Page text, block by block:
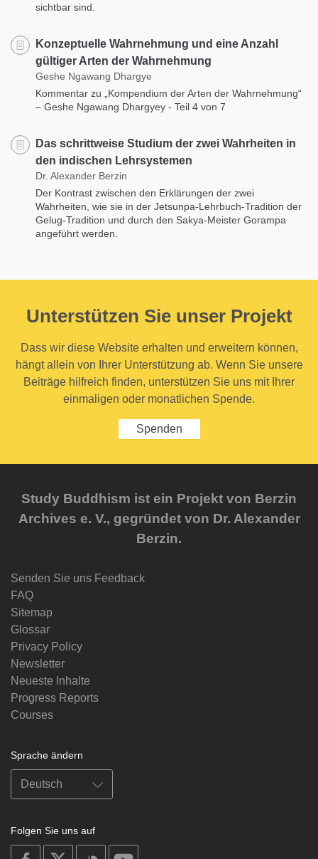
sichtbar sind.
Konzeptuelle Wahrnehmung und eine Anzahl
gültiger Arten der Wahrnehmung
Geshe Ngawang Dhargye
Kommentar zu „Kompendium der Arten der Wahrnehmung“
– Geshe Ngawang Dhargyey - Teil 4 von 7
Das schrittweise Studium der zwei Wahrheiten in
den indischen Lehrsystemen
Dr. Alexander Berzin
Der Kontrast zwischen den Erklärungen der zwei
Wahrheiten, wie sie in der Jetsunpa-Lehrbuch-Tradition der
Gelug-Tradition und durch den Sakya-Meister Gorampa
angeführt werden.
Unterstützen Sie unser Projekt
Dass wir diese Website erhalten und erweitern können,
hängt allein von Ihrer Unterstützung ab. Wenn Sie unsere
Beiträge hilfreich finden, unterstützen Sie uns mit Ihrer
einmaligen oder monatlichen Spende.
Spenden
Study Buddhism ist ein Projekt von Berzin
Archives e. V., gegründet von Dr. Alexander
Berzin.
Senden Sie uns Feedback
FAQ
Sitemap
Glossar
Privacy Policy
Newsletter
Neueste Inhalte
Progress Reports
Courses
Sprache ändern
Folgen Sie uns auf
on